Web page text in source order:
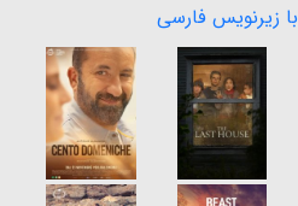
با زیرنویس فارسی